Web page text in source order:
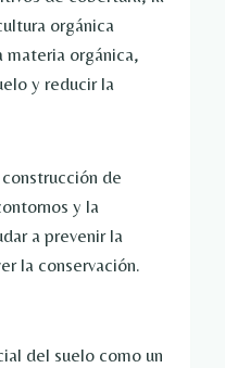
orgánica
materia orgánica,
y reducir la
de
y la
a prevenir la
la conservación.
del suelo como un